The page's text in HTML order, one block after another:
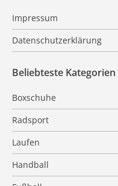
Impressum
Datenschutzerklärung
Beliebteste Kategorien
Boxschuhe
Radsport
Laufen
Handball